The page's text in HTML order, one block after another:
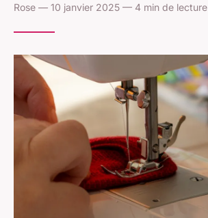
Rose — 10 janvier 2025 — 4 min de lecture